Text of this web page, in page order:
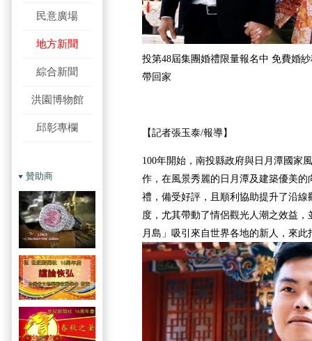
民意廣場
地方新聞
綜合新聞
洪園博物館
邱彰專欄
贊助商
投第48屆集團婚禮限量報名中 免費婚
帶回家
【記者張玉泰/報導】
100年開始，南投縣政府與日月潭國家
作，在風景秀麗的日月潭及建築優美
禮，備受好評，且順利協助提升了沿
度，尤其帶動了情侶觀光人潮之效益
月島」吸引來自世界各地的新人，來